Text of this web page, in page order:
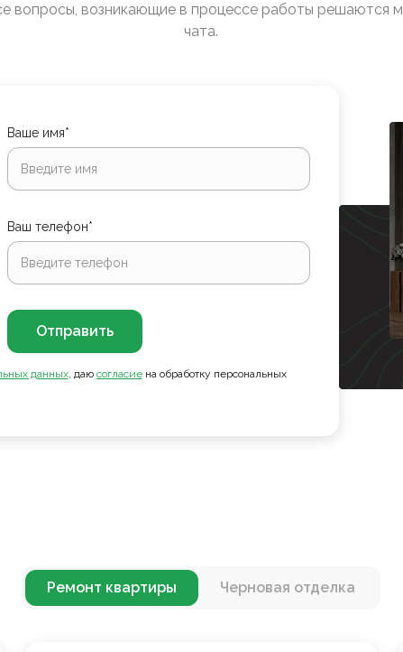
вопросы, возникающие в процессе работы решаются
чата.
Ваше имя*
Ваш телефон*
Отправить
данных, даю согласие на обработку персональных
Ремонт квартиры Черновая отделка